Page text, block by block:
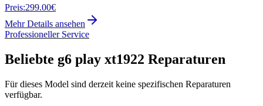
Preis:299.00€
Mehr Details ansehen
Professioneller Service
Beliebte g6 play xt1922 Reparaturen
Für dieses Model sind derzeit keine spezifischen Reparaturen
verfügbar.